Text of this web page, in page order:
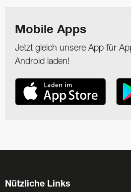
Mobile Apps
Jetzt gleich unsere App für
Android laden!
Nützliche Links